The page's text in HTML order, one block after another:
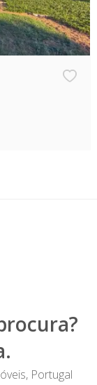
Portugal